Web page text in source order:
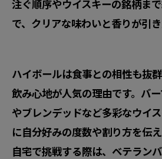
注ぐ順序やウイスキーの銘柄ま
で、クリアな味わいと香りが引き
ハイボールは食事との相性も抜
飲み心地が人気の理由です。バ
やブレンデッドなど多彩なウイ
に自分好みの度数や割り方を伝え
自宅で挑戦する際は、ベテラン